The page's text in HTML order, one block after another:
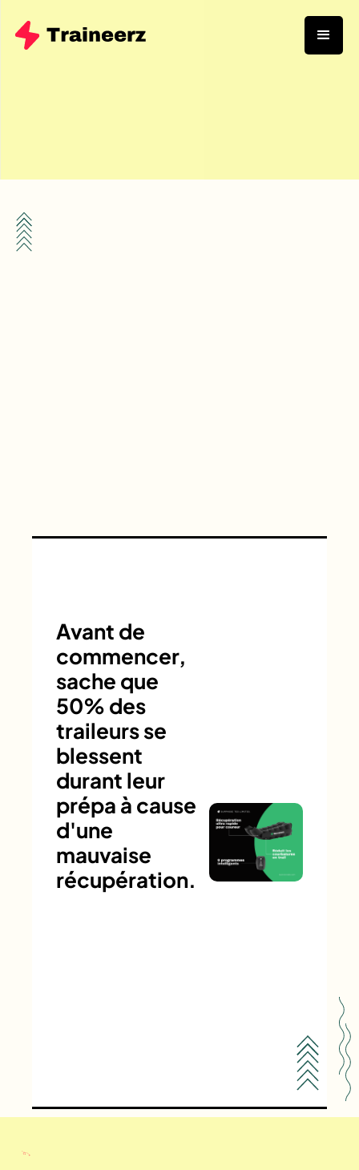
Avant de
commencer,
sache que
50% des
traileurs se
blessent
durant leur
prépa à cause
d'une
mauvaise
récupération.